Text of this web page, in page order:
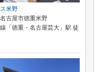
米野
古屋市徳重米野
「徳重・名古屋芸大」駅 徒